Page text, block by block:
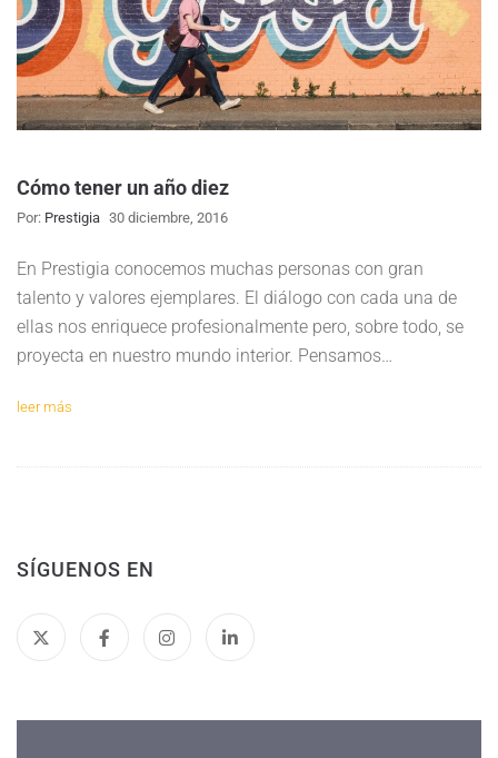
Cómo tener un año diez
Por: Prestigia 30 diciembre, 2016
En Prestigia conocemos muchas personas con gran
talento y valores ejemplares. El diálogo con cada una de
ellas nos enriquece profesionalmente pero, sobre todo, se
proyecta en nuestro mundo interior. Pensamos…
leer más
SÍGUENOS EN